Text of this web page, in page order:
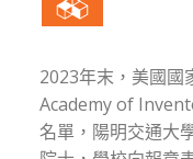
2023年末，美國
Academy of
名單，陽明交通大